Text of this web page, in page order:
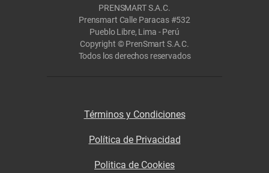
PRENSMART S.A.C.
Prensmart Calle Paracas #532
Pueblo Libre, Lima - Perú
Copyright © PrenSmart S.A.C.
Todos los derechos reservados
Términos y Condiciones
Política de Privacidad
Politica de Cookies